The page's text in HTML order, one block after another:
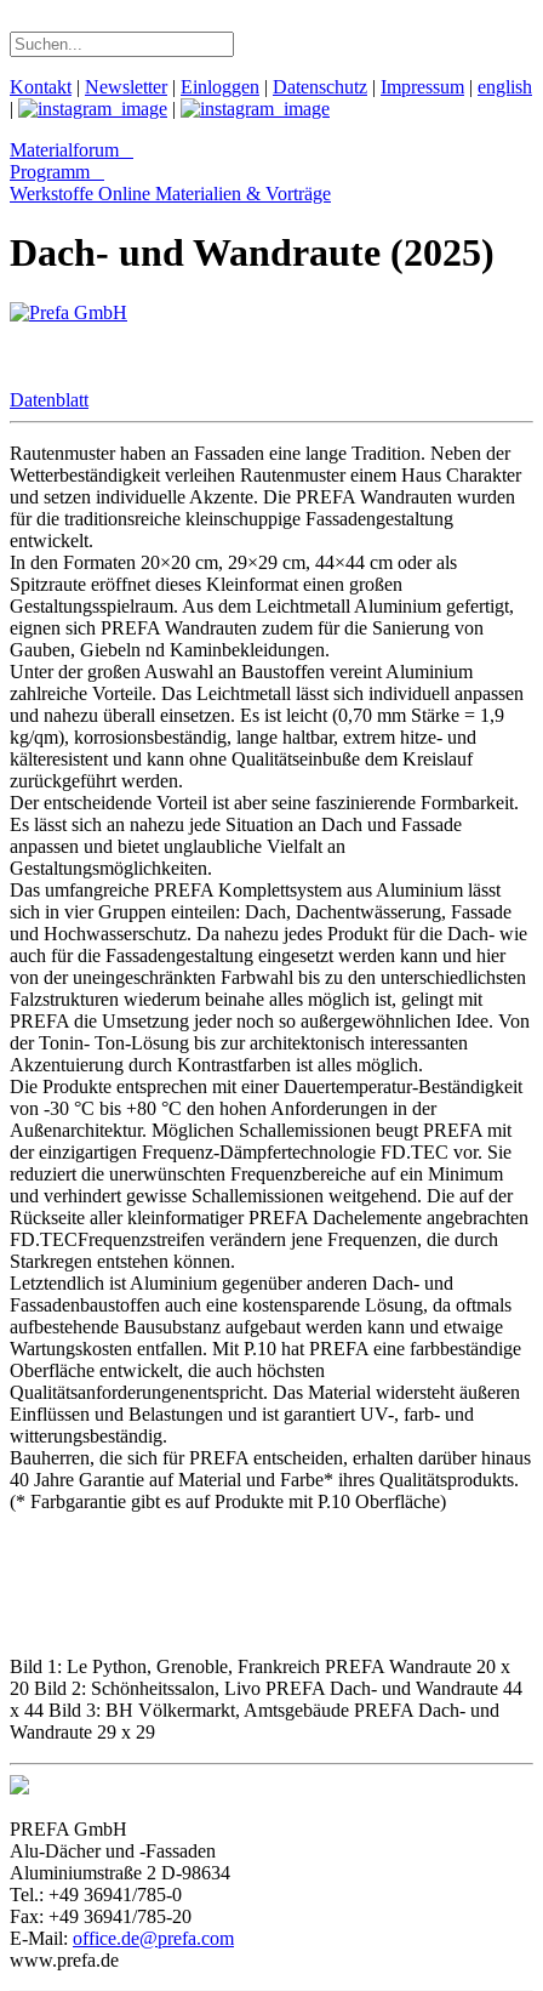
Kontakt | Newsletter| Einloggen | Datenschutz | Impressum | english
|
|
Materialforum
Programm
Werkstoffe Online Materialien & Vorträge
Dach- und Wandraute (2025)
Datenblatt
Rautenmuster haben an Fassaden eine lange Tradition. Neben der
Wetterbeständigkeit verleihen Rautenmuster einem Haus Charakter
und setzen individuelle Akzente. Die PREFA Wandrauten wurden
für die traditionsreiche kleinschuppige Fassadengestaltung
entwickelt.
In den Formaten 20×20 cm, 29×29 cm, 44×44 cm oder als
Spitzraute eröffnet dieses Kleinformat einen großen
Gestaltungsspielraum. Aus dem Leichtmetall Aluminium gefertigt,
eignen sich PREFA Wandrauten zudem für die Sanierung von
Gauben, Giebeln nd Kaminbekleidungen.
Unter der großen Auswahl an Baustoffen vereint Aluminium
zahlreiche Vorteile. Das Leichtmetall lässt sich individuell anpassen
und nahezu überall einsetzen. Es ist leicht (0,70 mm Stärke = 1,9
kg/qm), korrosionsbeständig, lange haltbar, extrem hitze- und
kälteresistent und kann ohne Qualitätseinbuße dem Kreislauf
zurückgeführt werden.
Der entscheidende Vorteil ist aber seine faszinierende Formbarkeit.
Es lässt sich an nahezu jede Situation an Dach und Fassade
anpassen und bietet unglaubliche Vielfalt an
Gestaltungsmöglichkeiten.
Das umfangreiche PREFA Komplettsystem aus Aluminium lässt
sich in vier Gruppen einteilen: Dach, Dachentwässerung, Fassade
und Hochwasserschutz. Da nahezu jedes Produkt für die Dach- wie
auch für die Fassadengestaltung eingesetzt werden kann und hier
von der uneingeschränkten Farbwahl bis zu den unterschiedlichsten
Falzstrukturen wiederum beinahe alles möglich ist, gelingt mit
PREFA die Umsetzung jeder noch so außergewöhnlichen Idee. Von
der Tonin- Ton-Lösung bis zur architektonisch interessanten
Akzentuierung durch Kontrastfarben ist alles möglich.
Die Produkte entsprechen mit einer Dauertemperatur-Beständigkeit
von -30 °C bis +80 °C den hohen Anforderungen in der
Außenarchitektur. Möglichen Schallemissionen beugt PREFA mit
der einzigartigen Frequenz-Dämpfertechnologie FD.TEC vor. Sie
reduziert die unerwünschten Frequenzbereiche auf ein Minimum
und verhindert gewisse Schallemissionen weitgehend. Die auf der
Rückseite aller kleinformatiger PREFA Dachelemente angebrachten
FD.TECFrequenzstreifen verändern jene Frequenzen, die durch
Starkregen entstehen können.
Letztendlich ist Aluminium gegenüber anderen Dach- und
Fassadenbaustoffen auch eine kostensparende Lösung, da oftmals
aufbestehende Bausubstanz aufgebaut werden kann und etwaige
Wartungskosten entfallen. Mit P.10 hat PREFA eine farbbeständige
Oberfläche entwickelt, die auch höchsten
Qualitätsanforderungenentspricht. Das Material widersteht äußeren
Einflüssen und Belastungen und ist garantiert UV-, farb- und
witterungsbeständig.
Bauherren, die sich für PREFA entscheiden, erhalten darüber hinaus
40 Jahre Garantie auf Material und Farbe* ihres Qualitätsprodukts.
(* Farbgarantie gibt es auf Produkte mit P.10 Oberfläche)
Bild 1: Le Python, Grenoble, Frankreich PREFA Wandraute 20 x
20 Bild 2: Schönheitssalon, Livo PREFA Dach- und Wandraute 44
x 44 Bild 3: BH Völkermarkt, Amtsgebäude PREFA Dach- und
Wandraute 29 x 29
PREFA GmbH
Alu-Dächer und -Fassaden
Aluminiumstraße 2 D-98634
Tel.: +49 36941/785-0
Fax: +49 36941/785-20
E-Mail: office.de@prefa.com
www.prefa.de